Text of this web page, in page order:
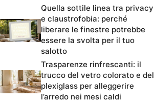
Quella sottile linea tra privacy
e claustrofobia: perché
liberare le finestre potrebbe
essere la svolta per il tuo
salotto
Trasparenze rinfrescanti: il
trucco del vetro colorato e del
plexiglass per alleggerire
l’arredo nei mesi caldi